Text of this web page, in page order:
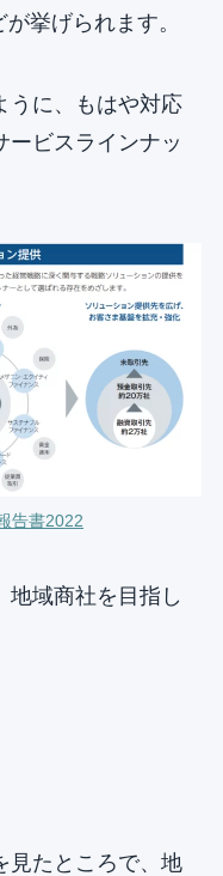
挙げられます。
うに、もはや対応
ービスラインナッ
告書2022
地域商社を目指し
見たところで、地